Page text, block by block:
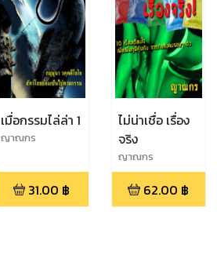
เมื่อกรรมไล่ล่า 1
ญาณกร
31.00 ฿
ไม่น่าเชื่อ เรื่อง
จริง
ญาณกร
62.00 ฿